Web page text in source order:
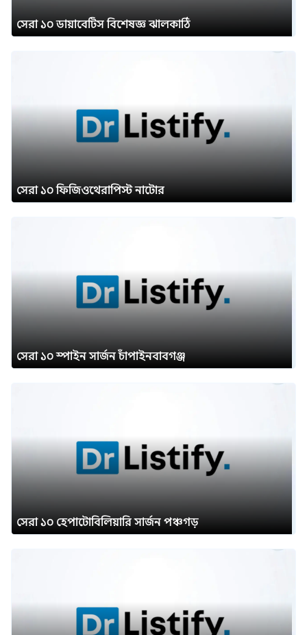
সেরা ১০ ডায়াবেটিস বিশেষজ্ঞ ঝালকাঠি
সেরা ১০ ফিজিওথেরাপিস্ট নাটোর
সেরা ১০ স্পাইন সার্জন চাঁপাইনবাবগঞ্জ
সেরা ১০ হেপাটোবিলিয়ারি সার্জন পঞ্চগড়